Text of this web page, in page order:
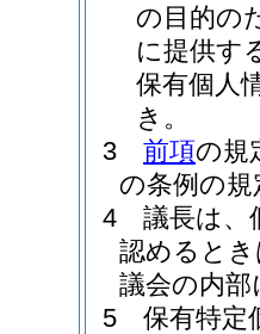
の目的の
に提供す
保有個人
き。
3
前項の規
の条例の
4
議長は、
認めると
議会の内
5
保有特定